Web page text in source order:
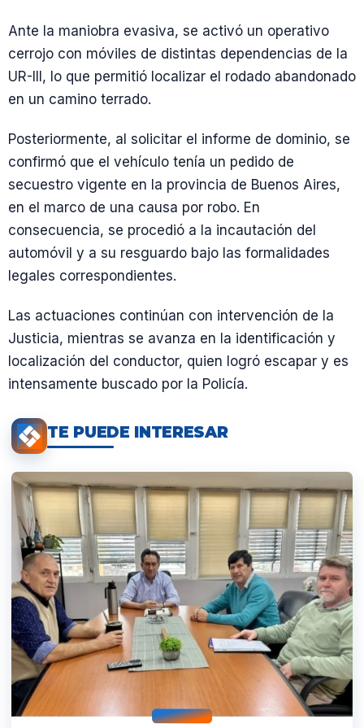
Ante la maniobra evasiva, se activó un operativo
cerrojo con móviles de distintas dependencias de la
UR-III, lo que permitió localizar el rodado abandonado
en un camino terrado.
Posteriormente, al solicitar el informe de dominio, se
confirmó que el vehículo tenía un pedido de
secuestro vigente en la provincia de Buenos Aires,
en el marco de una causa por robo. En
consecuencia, se procedió a la incautación del
automóvil y a su resguardo bajo las formalidades
legales correspondientes.
Las actuaciones continúan con intervención de la
Justicia, mientras se avanza en la identificación y
localización del conductor, quien logró escapar y es
intensamente buscado por la Policía.
TE PUEDE INTERESAR